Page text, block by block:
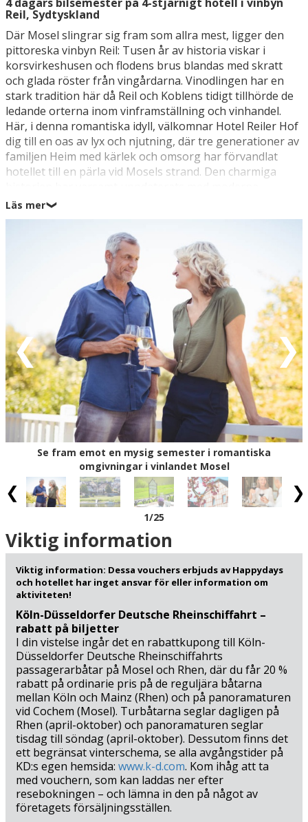
Reil, Sydtyskland
Där Mosel slingrar sig fram som allra mest, ligger den
pittoreska vinbyn Reil: Tusen år av historia viskar i
korsvirkeshusen och flodens brus blandas med skratt
och glada röster från vingårdarna. Vinodlingen har en
stark tradition här då Reil och Koblens tidigt tillhörde de
ledande orterna inom vinframställning och vinhandel.
Här, i denna romantiska idyll, välkomnar Hotel Reiler Hof
dig till en oas av lyx och njutning, där tre generationer av
familjen Heim med kärlek och omsorg har förvandlat
hotellet till en pärla vid Mosels strand. Den charmiga
faciliteter, något som skapar en perfekt ram för din
semester i Moseldalen. Föreställ dig en
morgonpromenad längs floden, där solen glittrar på
vattnet, fåglarna sjunger sin vackra melodi, och doften av
nybryggt kaffe lockar från hotellets mysiga frukostbuffé
och där dagen fortfarande ligger som ett oskrivet blad.
Efter dagens äventyr kan du koppla av i hotellets helt
nya, läckra SPA med isfontäner, upplevelseduschar, bastu
och ångbastu.
Och när dagen börjar lida mot sitt slut, är det dags att
avnjuta en sann höjdpunkt: den inkluderade 3-rätters
middagen på hotellets hyllade restaurang Heim.
Köksteamet trollar fram smakrika rätter, något som har
säkrat dem en plats bland Tysklands 500 bästa
restauranger. I Moseldalen väntar många
smakupplevelser, prova på en tur eller två till de lokala
vingårdarna och vinkällarna där du får provsmaka
regionens stolthet – Moselviner. Mosel är inte bara en
fest för livsnjutare, det är också ett paradis för vandrare
och cyklister: Markerade vandringsleder slingrar sig
uppför sluttningarna och bjuder på enastående
panoramautsikter över floden och dalen. Ta ett djupt
andetag av frisk luft och njut av den magnifika vyn! Och
om du vill ha den ultimata Moselupplevelsen kan du från
april kliva ombord på en turbåt och ge dig ut på en
spännande segeltur genom vinlandet. Glid fram förbi
medeltida slott, lummiga vinterrasser och njut av den
pittoreska floden som slingrar sig fram genom den
sydtyska landsbygden.
De närmaste omgivningarna erbjuder också några av
Mosels populäraste attraktioner: Besök till exempel den
historiska vinbyn Traben-Trarbach (9 km), charmiga
Beilstein (31 km), som sägs vara Mosels mest måleriska
vinby och den livliga medeltidsstaden Cochem (35 km). Du
kan också göra en dagsutflykt till Tysklands äldsta stad,
Trier (58 km), som grundades av romarna och vars
historiska fornlämningar idag är världsarvslistade av
UNESCO. Se fram emot en upplevelserik semester i
Moseldalen.
Läs mer❯
Se fram emot en mysig semester i romantiska
omgivningar i vinlandet Mosel
1/25
Viktig information
Viktig information: Dessa vouchers erbjuds av Happydays
och hotellet har inget ansvar för eller information om
aktiviteten!
Köln-Düsseldorfer Deutsche Rheinschiffahrt –
rabatt på biljetter
I din vistelse ingår det en rabattkupong till Köln-
Düsseldorfer Deutsche Rheinschiffahrts
passagerarbåtar på Mosel och Rhen, där du får 20 %
rabatt på ordinarie pris på de reguljära båtarna
mellan Köln och Mainz (Rhen) och på panoramaturen
vid Cochem (Mosel). Turbåtarna seglar dagligen på
Rhen (april-oktober) och panoramaturen seglar
tisdag till söndag (april-oktober). Dessutom finns det
ett begränsat vinterschema, se alla avgångstider på
KD:s egen hemsida: www.k-d.com. Kom ihåg att ta
med vouchern, som kan laddas ner efter
resebokningen – och lämna in den på något av
företagets försäljningsställen.